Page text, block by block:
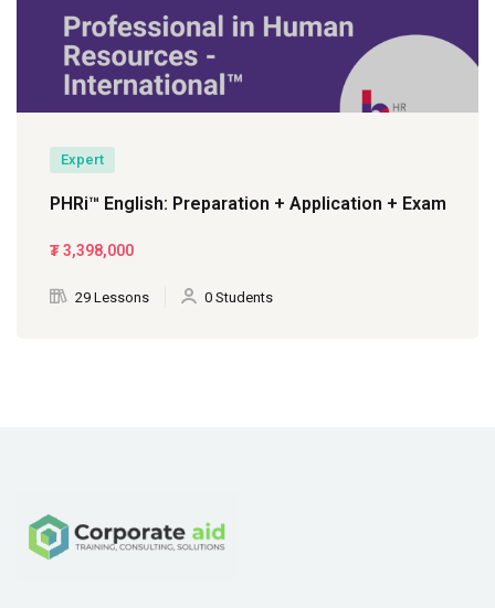
Expert
PHRi™ English: Preparation + Application + Exam
₮3,398,000
29 Lessons 0 Students